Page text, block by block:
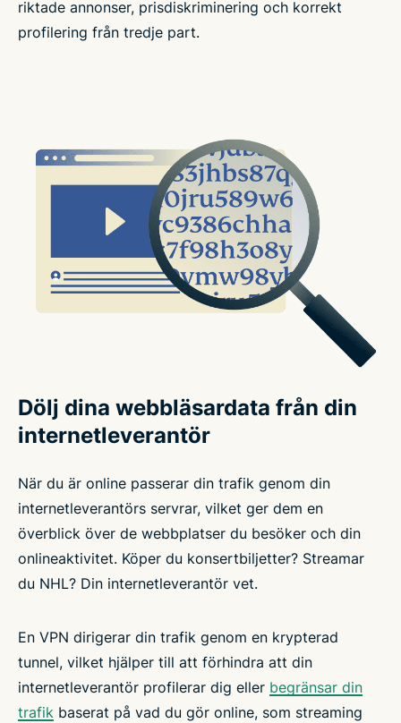
riktade annonser, prisdiskriminering och korrekt
profilering från tredje part.
Dölj dina webbläsardata från din
internetleverantör
När du är online passerar din trafik genom din
internetleverantörs servrar, vilket ger dem en
överblick över de webbplatser du besöker och din
onlineaktivitet. Köper du konsertbiljetter? Streamar
du NHL? Din internetleverantör vet.
En VPN dirigerar din trafik genom en krypterad
tunnel, vilket hjälper till att förhindra att din
internetleverantör profilerar dig eller begränsar din
trafik baserat på vad du gör online, som streaming